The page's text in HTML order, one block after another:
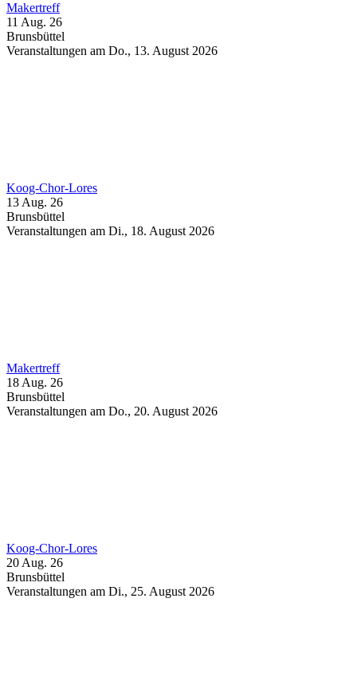
Makertreff
11 Aug. 26
Brunsbüttel
Veranstaltungen am Do., 13. August 2026
Koog-Chor-Lores
13 Aug. 26
Brunsbüttel
Veranstaltungen am Di., 18. August 2026
Makertreff
18 Aug. 26
Brunsbüttel
Veranstaltungen am Do., 20. August 2026
Koog-Chor-Lores
20 Aug. 26
Brunsbüttel
Veranstaltungen am Di., 25. August 2026